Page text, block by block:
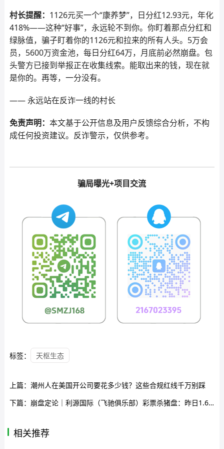
村长提醒： 1126元买一个“康养梦”，日分红12.93元，年化
418%——这种“好事”，永远轮不到你。你盯着那点分红和
绿脉值，骗子盯着你的1126元和拉来的所有人头。5万会
员，5600万资金池，每日分红64万，月底前必然崩盘。包
头警方已接到举报正在收集线索。能取出来的钱，现在就
是你的。再等，一分没有。
—— 永远站在反诈一线的村长
免责声明： 本文基于公开信息及用户反馈综合分析，不构
成任何投资建议。反诈警示，仅供参考。
骗局曝光+项目交流
标签： 天枢生态
上篇： 潮州人在美国开公司要花多少钱？这些合规红线千万别踩
下篇： 崩盘定论｜利源国际（飞驰俱乐部）彩票杀猪盘：昨日1.6万人集体爆仓，8千万灰飞烟灭
相关推荐